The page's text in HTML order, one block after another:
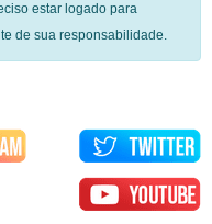
estar logado para
de sua responsabilidade.